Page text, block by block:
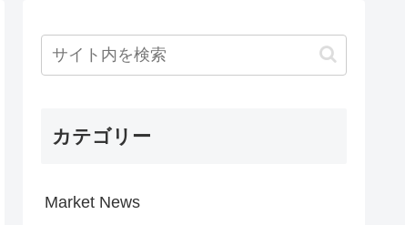
カテゴリー
Market News